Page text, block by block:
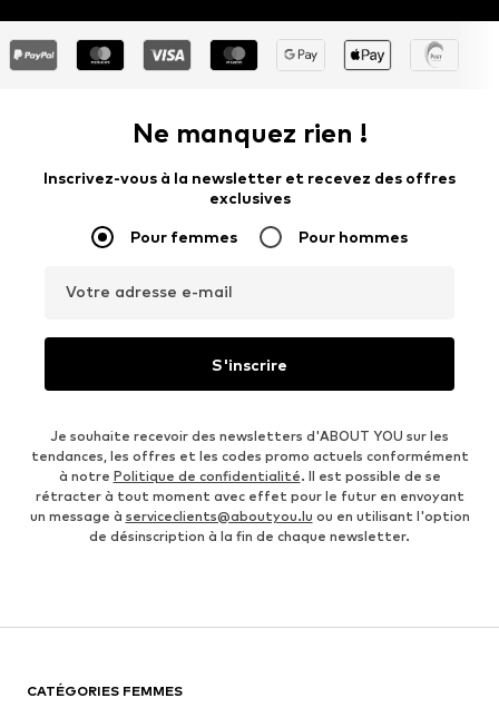
Ne manquez rien !
Inscrivez-vous à la newsletter et recevez des offres
exclusives
Pour femmes Pour hommes
Votre adresse e-mail
S'inscrire
Je souhaite recevoir des newsletters d'ABOUT YOU sur les
tendances, les offres et les codes promo actuels conformément
à notre Politique de confidentialité. Il est possible de se
rétracter à tout moment avec effet pour le futur en envoyant
un message à serviceclients@aboutyou.lu ou en utilisant l'option
de désinscription à la fin de chaque newsletter.
CATÉGORIES FEMMES